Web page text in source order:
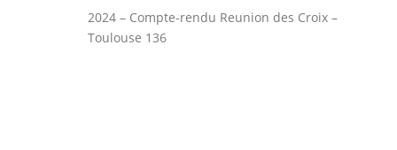
2024 – Compte-rendu Reunion des Croix –
Toulouse 136